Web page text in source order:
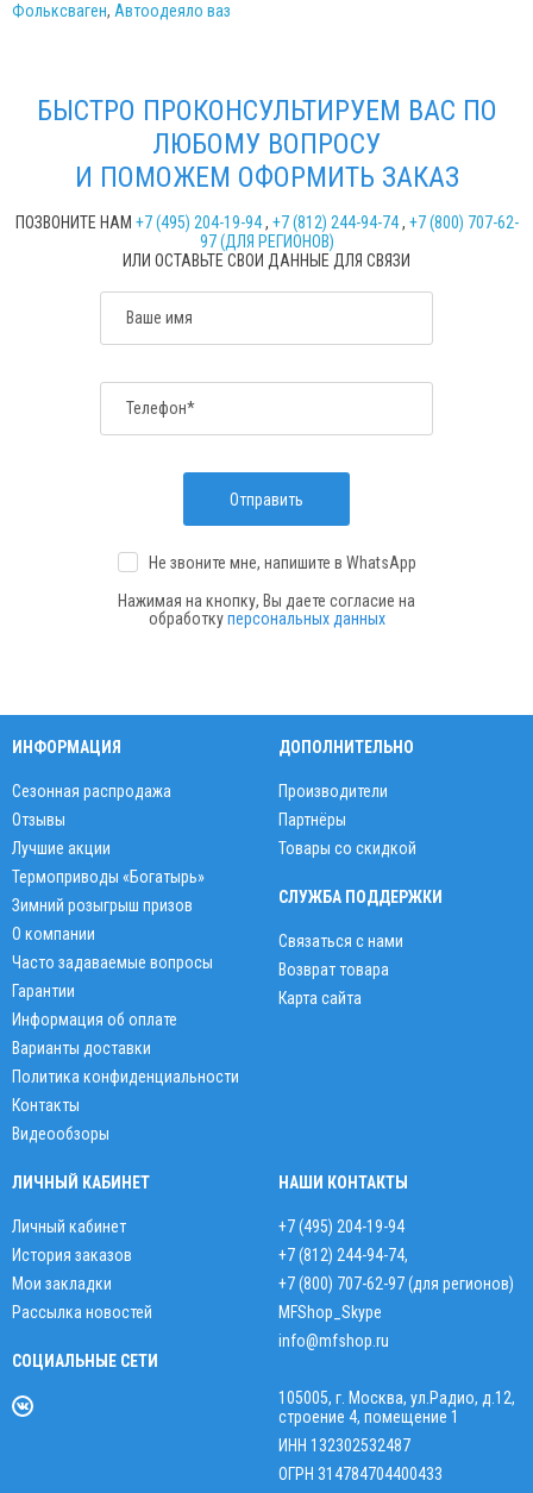
Фольксваген, Автоодеяло ваз
БЫСТРО ПРОКОНСУЛЬТИРУЕМ ВАС ПО
ЛЮБОМУ ВОПРОСУ
И ПОМОЖЕМ ОФОРМИТЬ ЗАКАЗ
ПОЗВОНИТЕ НАМ +7 (495) 204-19-94, +7 (812) 244-94-74, +7 (800) 707-62-
97 (ДЛЯ РЕГИОНОВ)
ИЛИ ОСТАВЬТЕ СВОИ ДАННЫЕ ДЛЯ СВЯЗИ
Ваше имя
Телефон*
Отправить
Не звоните мне, напишите в WhatsApp
Нажимая на кнопку, Вы даете согласие на
обработкуперсональных данных
ИНФОРМАЦИЯ
Сезонная распродажа
Отзывы
Лучшие акции
Термоприводы «Богатырь»
Зимний розыгрыш призов
О компании
Часто задаваемые вопросы
Гарантии
Информация об оплате
Варианты доставки
Политика конфиденциальности
Контакты
Видеообзоры
ДОПОЛНИТЕЛЬНО
Производители
Партнёры
Товары со скидкой
СЛУЖБА ПОДДЕРЖКИ
Связаться с нами
Возврат товара
Карта сайта
ЛИЧНЫЙ КАБИНЕТ
Личный кабинет
История заказов
Мои закладки
Рассылка новостей
СОЦИАЛЬНЫЕ СЕТИ
НАШИ КОНТАКТЫ
+7 (495) 204-19-94
+7 (812) 244-94-74,
+7 (800) 707-62-97 (для регионов)
MFShop_Skype
info@mfshop.ru
105005, г. Москва, ул.Радио, д.12,
строение 4, помещение 1
ИНН 132302532487
ОГРН 314784704400433